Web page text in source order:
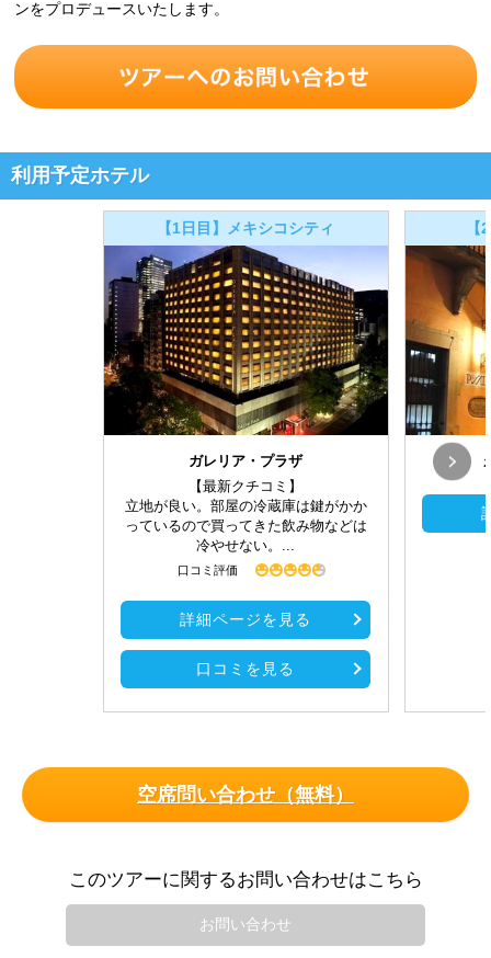
ンをプロデュースいたします。
利用予定ホテル
【1日目】メキシコシティ
ガレリア・プラザ
【最新クチコミ】
立地が良い。部屋の冷蔵庫は鍵がかか
っているので買ってきた飲み物などは
冷やせない。...
口コミ評価
詳細ページを見る
口コミを見る
空席問い合わせ（無料）
このツアーに関するお問い合わせはこちら
お問い合わせ